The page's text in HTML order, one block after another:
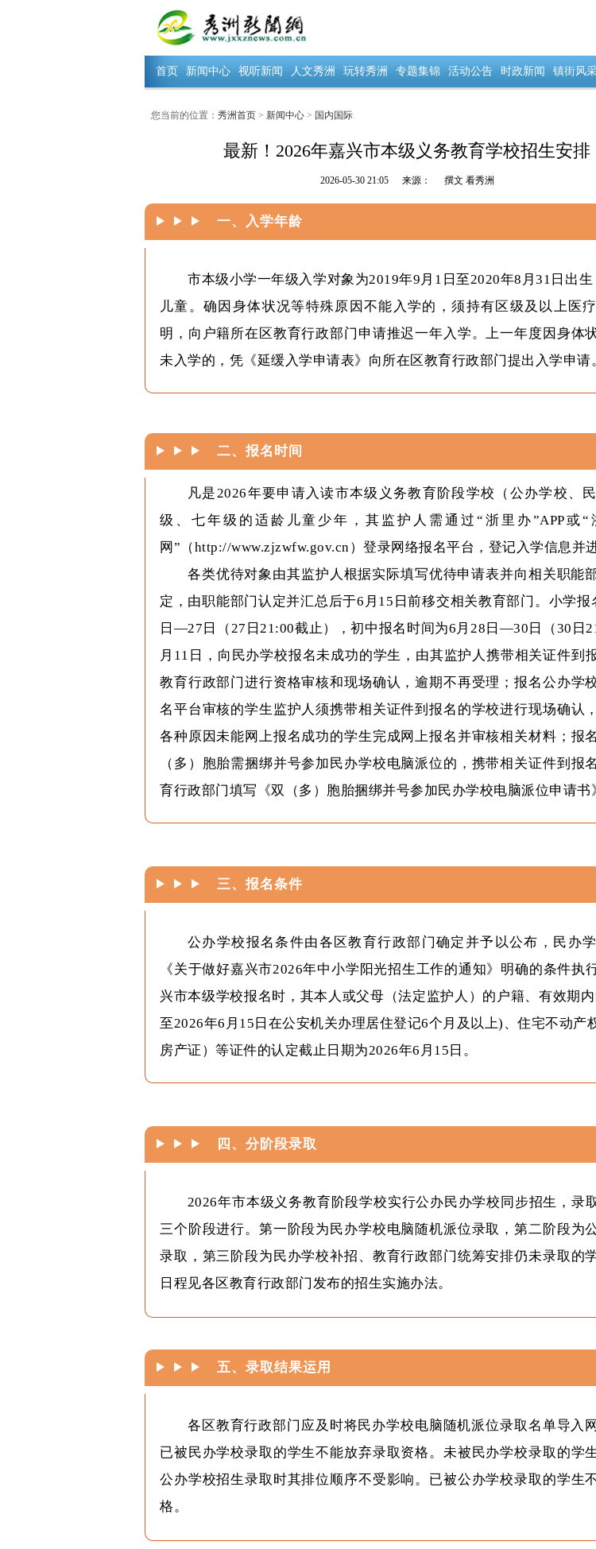
首页 新闻中心 视听新闻 人文秀洲 玩转秀洲 专题集锦 活动公告 时政新闻 镇街风
您当前的位置： 秀洲首页 > 新闻中心 > 国内国际
最新！2026年嘉兴市本级义务教育学校招生安排
2026-05-30 21:05 来源： 撰文 看秀洲
一、入学年龄
市本级小学一年级入学对象为2019年9月1日至2020年8月31日出
儿童。确因身体状况等特殊原因不能入学的，须持有区级及以上医
明，向户籍所在区教育行政部门申请推迟一年入学。上一年度因身体
未入学的，凭《延缓入学申请表》向所在区教育行政部门提出入学申请
二、报名时间
凡是2026年要申请入读市本级义务教育阶段学校（公办学校、
级、七年级的适龄儿童少年，其监护人需通过“浙里办”APP或“
网”（http://www.zjzwfw.gov.cn）登录网络报名平台，登记入学信息并
各类优待对象由其监护人根据实际填写优待申请表并向相关职能
定，由职能部门认定并汇总后于6月15日前移交相关教育部门。小学报
日—27日（27日21:00截止），初中报名时间为6月28日—30日（30日
月11日，向民办学校报名未成功的学生，由其监护人携带相关证件到
教育行政部门进行资格审核和现场确认，逾期不再受理；报名公办学
名平台审核的学生监护人须携带相关证件到报名的学校进行现场确认
各种原因未能网上报名成功的学生完成网上报名并审核相关材料；报
（多）胞胎需捆绑并号参加民办学校电脑派位的，携带相关证件到报
育行政部门填写《双（多）胞胎捆绑并号参加民办学校电脑派位申请书
三、报名条件
公办学校报名条件由各区教育行政部门确定并予以公布，民办
《关于做好嘉兴市2026年中小学阳光招生工作的通知》明确的条件执
兴市本级学校报名时，其本人或父母（法定监护人）的户籍、有效期
至2026年6月15日在公安机关办理居住登记6个月及以上)、住宅不动产
房产证）等证件的认定截止日期为2026年6月15日。
四、分阶段录取
2026年市本级义务教育阶段学校实行公办民办学校同步招生，录
三个阶段进行。第一阶段为民办学校电脑随机派位录取，第二阶段为
录取，第三阶段为民办学校补招、教育行政部门统筹安排仍未录取的
日程见各区教育行政部门发布的招生实施办法。
五、录取结果运用
各区教育行政部门应及时将民办学校电脑随机派位录取名单导入
已被民办学校录取的学生不能放弃录取资格。未被民办学校录取的学
公办学校招生录取时其排位顺序不受影响。已被公办学校录取的学生
格。